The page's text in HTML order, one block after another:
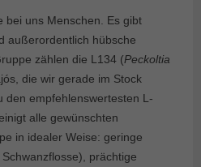
bei uns Menschen. Es gibt
außerordentlich hübsche
zählen die L134 (Peckoltia
die wir gerade im Stock
den empfehlenswertesten L-
alle gewünschten
in idealer Weise: geringe
prächtige